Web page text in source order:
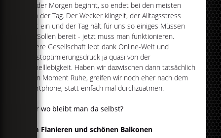
Wie der Morgen beginnt, so endet bei den meisten
auch der Tag. Der Wecker klingelt, der Alltagsstress
setzt ein und der Tag hält für uns so einiges Müssen
und Sollen bereit - jetzt muss man funktionieren.
Unsere Gesellschaft lebt dank Online-Welt und
Selbstoptimierungsdruck ja quasi von der
Schnelllebigkeit. Haben wir dazwischen dann tatsächlich
einen Moment Ruhe, greifen wir noch eher nach dem
Smartphone, statt einfach mal durchzuatmen.
Aber wo bleibt man da selbst?
Vom Flanieren und schönen Balkonen